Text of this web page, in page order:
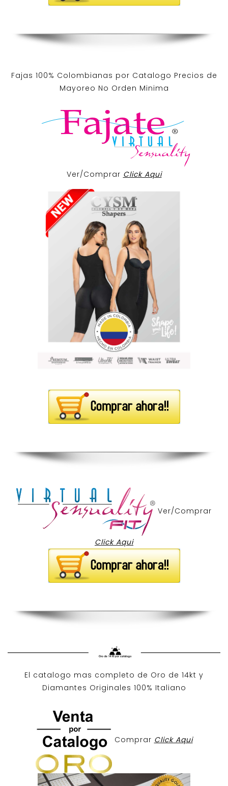
Fajas 100% Colombianas por Catalogo Precios de
Mayoreo No Orden Minima
Ver/Comprar Click Aqui
Ver/Comprar
Click Aqui
El catalogo mas completo de Oro de 14kt y
Diamantes Originales 100% Italiano
Comprar Click Aqui